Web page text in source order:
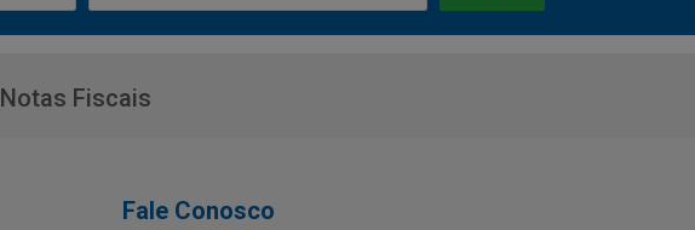
Notas Fiscais
Fale Conosco